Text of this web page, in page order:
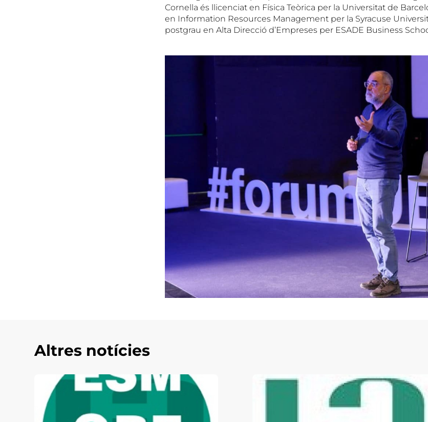
Cornella és llicenciat en Física Teòrica per la Universitat de
en Information Resources Management per la Syracuse
postgrau en Alta Direcció d’Empreses per ESADE Business
Altres notícies